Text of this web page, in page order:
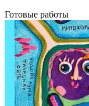
Готовые работы